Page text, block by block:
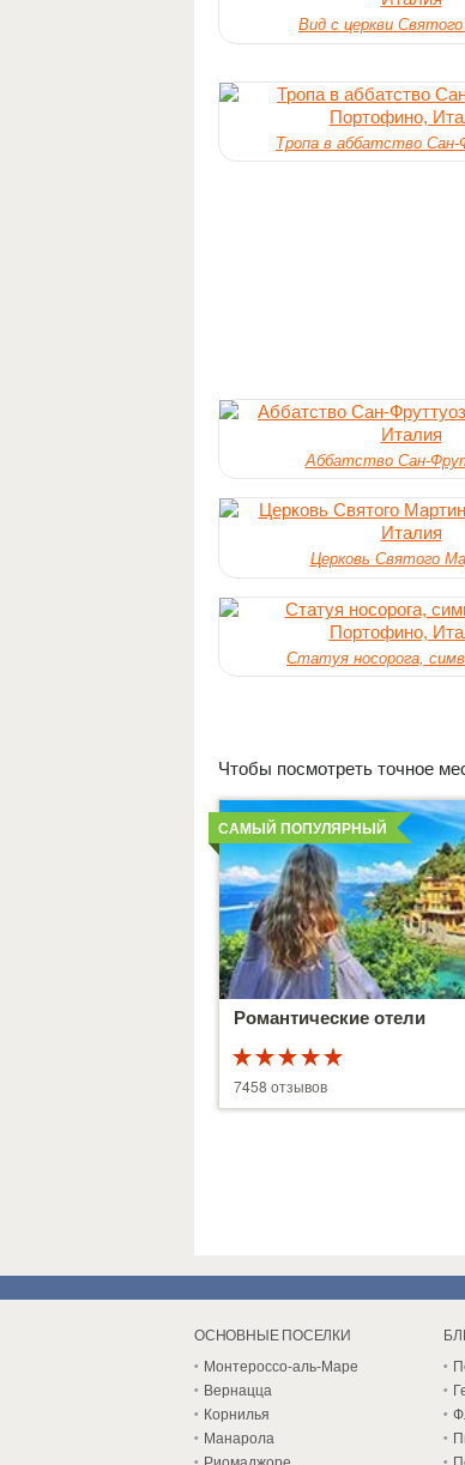
Вид с церкви Святого
Тропа в аббатство
Аббатство Сан-
Церковь Святого
Статуя носорога,
Чтобы посмотреть точное
Романтические отели
САМЫЙ ПОПУЛЯРНЫЙ
7458 отзывов
Детальнее
ОСНОВНЫЕ ПОСЕЛКИ
Монтероссо-аль-Маре
Вернацца
Корнилья
Манарола